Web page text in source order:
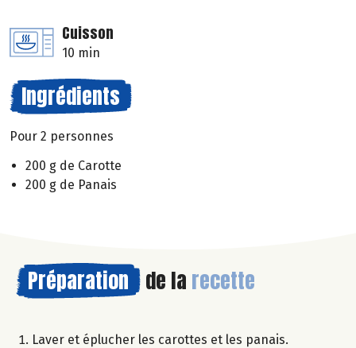
Cuisson
10 min
Ingrédients
Pour 2 personnes
200 g de Carotte
200 g de Panais
Préparation de la recette
Laver et éplucher les carottes et les panais.